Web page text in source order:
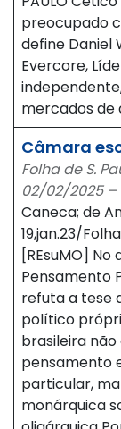
preocupado
define Daniel
Evercore,
mercados de
Câmara
Folha de S.
02/02/2025 –
Caneca; de
19,jan.23/
[REsuMO]
Pensamento
refuta a tese
político
brasileira
pensamento
particular,
monárquica